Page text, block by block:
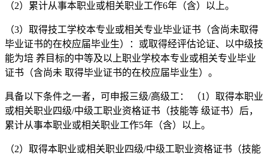
（2）累计从事本职业或相关职业工作6年（含）以上。
（3）取得技工学校本专业或相关专业毕业证书（含尚未取得
毕业证书的在校应届毕业生）：或取得经评估论证、以中级技
能为培 养目标的中等及以上职业学校本专业或相关专业毕业
证书（含尚未 取得毕业证书的在校应届毕业生）。
具备以下条件之一者，可申报三级/高级工： （1）取得本职业
或相关职业四级/中级工职业资格证书（技能等 级证书）后，
累计从事本职业或相关职业工作5年（含）以上。
（2）取得本职业或相关职业四级/中级工职业资格证书（技能